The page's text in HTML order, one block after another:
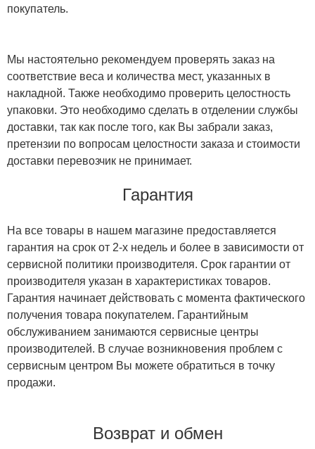
покупатель.
Мы настоятельно рекомендуем проверять заказ на
соответствие веса и количества мест, указанных в
накладной. Также необходимо проверить целостность
упаковки. Это необходимо сделать в отделении службы
доставки, так как после того, как Вы забрали заказ,
претензии по вопросам целостности заказа и стоимости
доставки перевозчик не принимает.
Гарантия
На все товары в нашем магазине предоставляется
гарантия на срок от 2-х недель и более в зависимости от
сервисной политики производителя. Срок гарантии от
производителя указан в характеристиках товаров.
Гарантия начинает действовать с момента фактического
получения товара покупателем. Гарантийным
обслуживанием занимаются сервисные центры
производителей. В случае возникновения проблем с
сервисным центром Вы можете обратиться в точку
продажи.
Возврат и обмен